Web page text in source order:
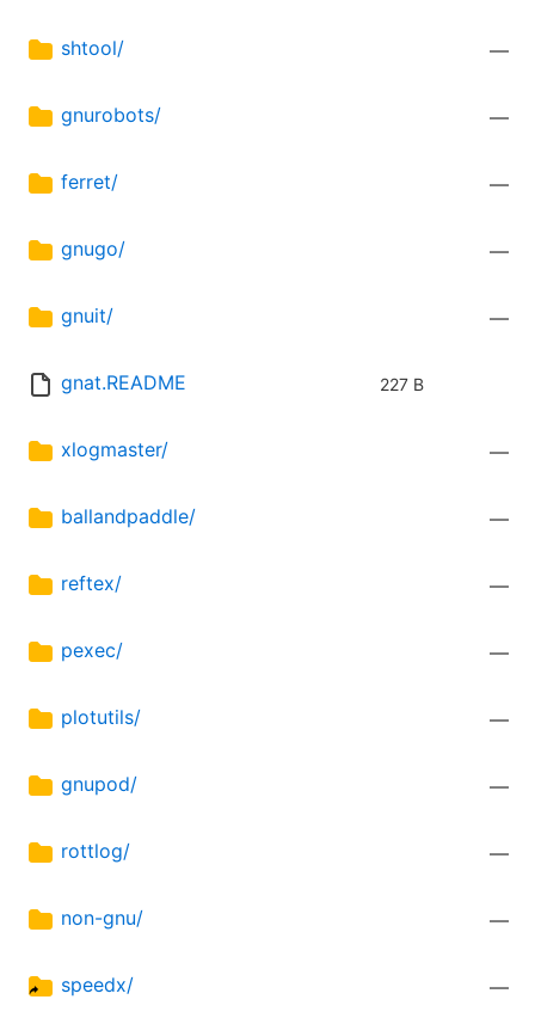
shtool/ —
gnurobots/ —
ferret/ —
gnugo/ —
gnuit/ —
gnat.README 227 B
xlogmaster/ —
ballandpaddle/ —
reftex/ —
pexec/ —
plotutils/ —
gnupod/ —
rottlog/ —
non-gnu/ —
speedx/ —